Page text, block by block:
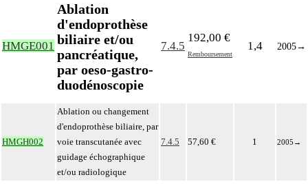
HMGE001
Ablation
d'endoprothèse
biliaire et/ou
pancréatique,
par oeso-gastro-
duodénoscopie
7.4.5
192,00 €
Remboursement
1,4 2005→
HMGH002
Ablation ou changement
d'endoprothèse biliaire, par
voie transcutanée avec
guidage échographique
et/ou radiologique
7.4.5 57,60 € 1 2005 →